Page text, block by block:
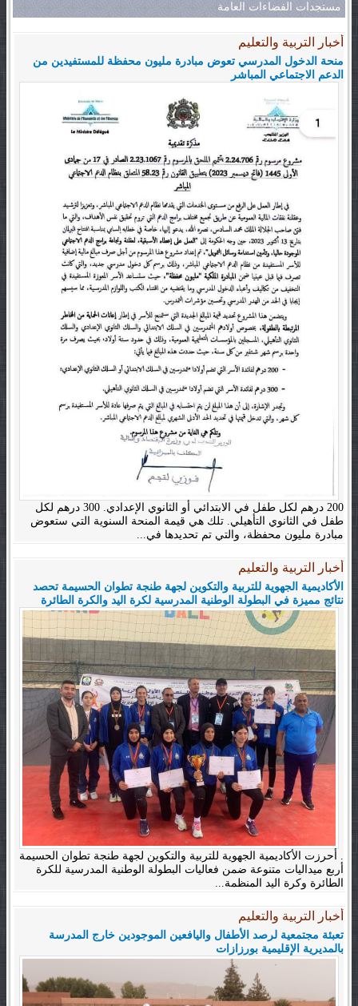
مستجدات الفضاءات العامة
أخبار التربية والتعليم
منحة الدخول المدرسي تعوض مبادرة مليون محفظة للمستفيدين من
الدعم الاجتماعي المباشر
200 درهم لكل طفل في الابتدائي أو الثانوي الإعدادي. 300 درهم لكل
طفل في الثانوي التأهيلي. تلك هي قيمة المنحة السنوية التي ستعوض
مبادرة مليون محفظة، والتي تم تحديدها في...
أخبار التربية والتعليم
الأكاديمية الجهوية للتربية والتكوين لجهة طنجة تطوان الحسيمة تحصد
نتائج مميزة في البطولة الوطنية المدرسية لكرة اليد والكرة الطائرة
. أحرزت الأكاديمية الجهوية للتربية والتكوين لجهة طنجة تطوان الحسيمة
أربع ميداليات متنوعة ضمن فعاليات البطولة الوطنية المدرسية للكرة
الطائرة وكرة اليد المنظمة...
أخبار التربية والتعليم
تعبئة مجتمعية لرصد الأطفال واليافعين الموجودين خارج المدرسة
بالمديرية الإقليمية بورزازات